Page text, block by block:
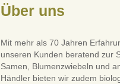
Über uns
Mit mehr als 70 Jahren
unseren Kunden beratend zur
Samen, Blumenzwiebeln und
Händler bieten wir zudem